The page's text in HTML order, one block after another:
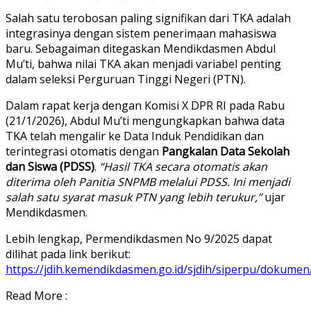
Salah satu terobosan paling signifikan dari TKA adalah
integrasinya dengan sistem penerimaan mahasiswa
baru. Sebagaiman ditegaskan Mendikdasmen Abdul
Mu’ti, bahwa nilai TKA akan menjadi variabel penting
dalam seleksi Perguruan Tinggi Negeri (PTN).
Dalam rapat kerja dengan Komisi X DPR RI pada Rabu
(21/1/2026), Abdul Mu’ti mengungkapkan bahwa data
TKA telah mengalir ke Data Induk Pendidikan dan
terintegrasi otomatis dengan Pangkalan Data Sekolah
dan Siswa (PDSS). “Hasil TKA secara otomatis akan
diterima oleh Panitia SNPMB melalui PDSS. Ini menjadi
salah satu syarat masuk PTN yang lebih terukur,”ujar
Mendikdasmen.
Lebih lengkap, Permendikdasmen No 9/2025 dapat
dilihat pada link berikut:
https://jdih.kemendikdasmen.go.id/sjdih/siperpu/
Read More :